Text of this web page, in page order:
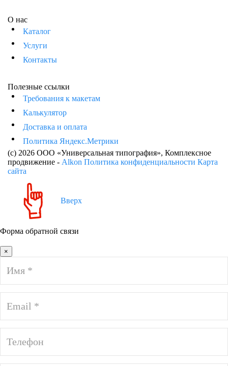
О нас
Каталог
Услуги
Контакты
Полезные ссылки
Требования к макетам
Калькулятор
Доставка и оплата
Политика Яндекс.Метрики
(c) 2026 ООО «Универсальная типография», Комплексное
продвижение - Alkon Политика конфиденциальности Карта
сайта
Вверх
Форма обратной связи
×